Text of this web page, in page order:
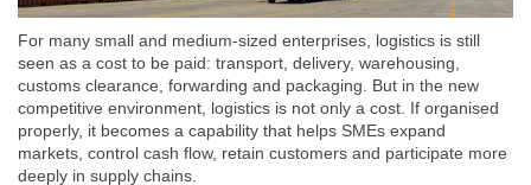
For many small and medium-sized enterprises, logistics is still
seen as a cost to be paid: transport, delivery, warehousing,
customs clearance, forwarding and packaging. But in the new
competitive environment, logistics is not only a cost. If organised
properly, it becomes a capability that helps SMEs expand
markets, control cash flow, retain customers and participate more
deeply in supply chains.